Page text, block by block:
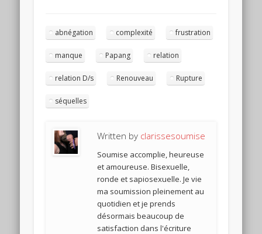
abnégation complexité frustration
manque Papang relation
relation D/s Renouveau Rupture
séquelles
Written by clarissesoumise
Soumise accomplie, heureuse
et amoureuse. Bisexuelle,
ronde et sapiosexuelle. Je vie
ma soumission pleinement au
quotidien et je prends
désormais beaucoup de
satisfaction dans l'écriture